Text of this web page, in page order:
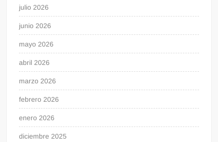
julio 2026
junio 2026
mayo 2026
abril 2026
marzo 2026
febrero 2026
enero 2026
diciembre 2025